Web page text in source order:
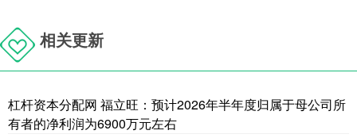
相关更新
杠杆资本分配网 福立旺：预计2026年半年度归属于母公司所
有者的净利润为6900万元左右